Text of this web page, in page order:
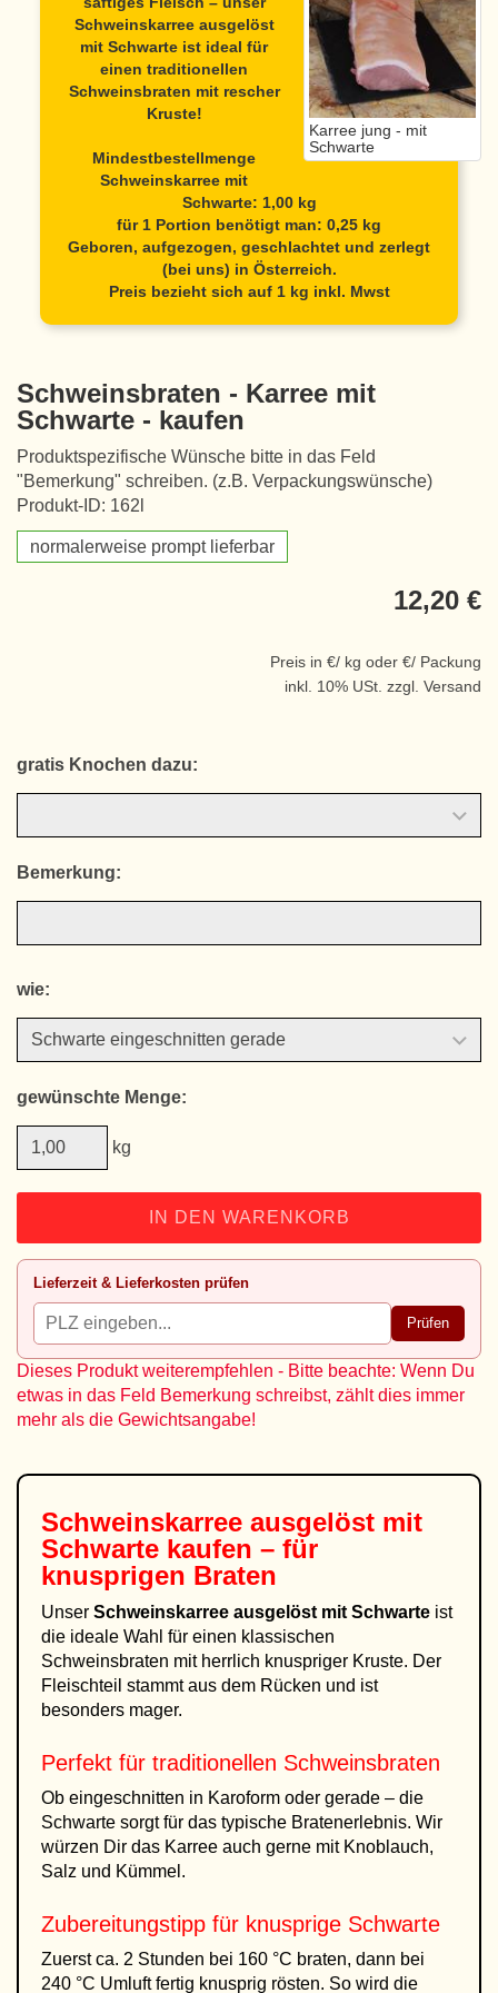
Karree jung - mit
Schwarte
Schweinskarree ausgelöst
mit Schwarte ist ideal für
einen traditionellen
Schweinsbraten mit rescher
Kruste!
Mindestbestellmenge
Schweinskarree mit
Schwarte: 1,00 kg
für 1 Portion benötigt man: 0,25 kg
Geboren, aufgezogen, geschlachtet und zerlegt
(bei uns) in Österreich.
Preis bezieht sich auf 1 kg inkl. Mwst
Schweinsbraten - Karree mit
Schwarte - kaufen
Produktspezifische Wünsche bitte in das Feld
"Bemerkung" schreiben. (z.B. Verpackungswünsche)
Produkt-ID: 162l
normalerweise prompt lieferbar
12,20 €
Preis in €/ kg oder €/ Packung
inkl. 10% USt. zzgl. Versand
gratis Knochen dazu:
Bemerkung:
wie:
gewünschte Menge:
kg
IN DEN WARENKORB
Lieferzeit & Lieferkosten prüfen
Prüfen
Dieses Produkt weiterempfehlen - Bitte beachte: Wenn Du
etwas in das Feld Bemerkung schreibst, zählt dies immer
mehr als die Gewichtsangabe!
Schweinskarree ausgelöst mit
Schwarte kaufen – für
knusprigen Braten
Unser Schweinskarree ausgelöst mit Schwarte ist
die ideale Wahl für einen klassischen
Schweinsbraten mit herrlich knuspriger Kruste. Der
Fleischteil stammt aus dem Rücken und ist
besonders mager.
Perfekt für traditionellen Schweinsbraten
Ob eingeschnitten in Karoform oder gerade – die
Schwarte sorgt für das typische Bratenerlebnis. Wir
würzen Dir das Karree auch gerne mit Knoblauch,
Salz und Kümmel.
Zubereitungstipp für knusprige Schwarte
Zuerst ca. 2 Stunden bei 160 °C braten, dann bei
240 °C Umluft fertig knusprig rösten. So wird die